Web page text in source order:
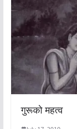
गुरूको महत्व